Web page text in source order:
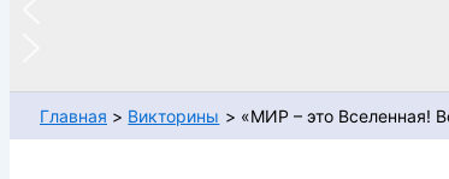
Главная Викторины «МИР – это Вселенная!